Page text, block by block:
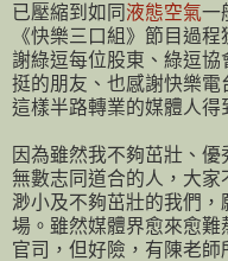
已壓縮到如同 液態空氣一
《快樂三口組》節目過
謝綠逗每位股東、綠逗
挺的朋友、也感謝快樂
這樣半路轉業的媒體人得
因為雖然我不夠茁壯、
無數志同道合的人，大
渺小及不夠茁壯的我們
場。雖然媒體界愈來愈
官司，但好險，有陳老師